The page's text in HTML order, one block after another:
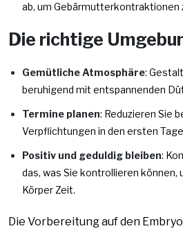
ab, um Gebärmutterkontraktionen
Die richtige
Gemütliche Atmosphäre:
beruhigend mit entspannenden
Termine planen: Reduzieren Sie
Verpflichtungen in den ersten
Positiv und geduldig bleiben:
das, was Sie kontrollieren können,
Körper Zeit.
Die Vorbereitung auf den